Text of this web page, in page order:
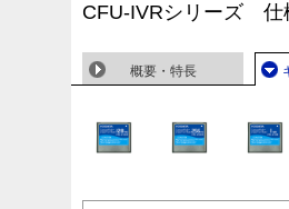
CFU-IVRシリーズ 仕
概要・特長